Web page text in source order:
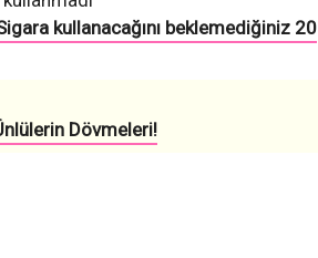
kullanacağını beklemediğiniz 20
Dövmeleri!